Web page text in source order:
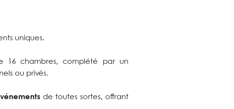
uniques.
16 chambres, complété par un
ou privés.
de toutes sortes, offrant